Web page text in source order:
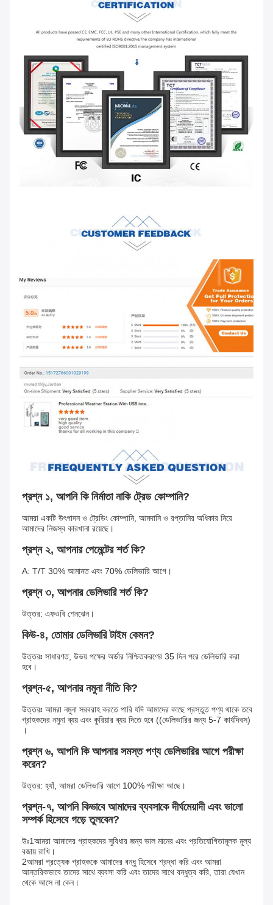
প্রশ্ন ১, আপনি কি নির্মাতা নাকি ট্রেড কোম্পানি?
আমরা একটি উৎপাদন ও ট্রেডিং কোম্পানি, আমদানি ও রপ্তানির অধিকার নিয়ে
আমাদের নিজস্ব কারখানা রয়েছে।
প্রশ্ন ২, আপনার পেমেন্টের শর্ত কি?
A: T/T 30% আমানত এবং 70% ডেলিভারি আগে।
প্রশ্ন ৩, আপনার ডেলিভারি শর্ত কি?
উত্তর: এফওবি শেনঝেন।
কিউ-৪, তোমার ডেলিভারি টাইম কেমন?
উত্তরঃ সাধারণত, উভয় পক্ষের অর্ডার নিশ্চিতকরণের 35 দিন পরে ডেলিভারি করা
হবে।
প্রশ্ন-৫, আপনার নমুনা নীতি কি?
উত্তরঃ আমরা নমুনা সরবরাহ করতে পারি যদি আমাদের কাছে প্রস্তুত পণ্য থাকে তবে
গ্রাহকদের নমুনা ব্যয় এবং কুরিয়ার ব্যয় দিতে হবে ((ডেলিভারির জন্য 5-7 কার্যদিবস)
।
প্রশ্ন ৬, আপনি কি আপনার সমস্ত পণ্য ডেলিভারির আগে পরীক্ষা
করেন?
উত্তর: হ্যাঁ, আমরা ডেলিভারি আগে 100% পরীক্ষা আছে।
প্রশ্ন-৭, আপনি কিভাবে আমাদের ব্যবসাকে দীর্ঘমেয়াদী এবং ভালো
সম্পর্ক হিসেবে গড়ে তুলবেন?
উঃ1আমরা আমাদের গ্রাহকদের সুবিধার জন্য ভাল মানের এবং প্রতিযোগিতামূলক মূল্য
বজায় রাখি।
2আমরা প্রত্যেক গ্রাহককে আমাদের বন্ধু হিসেবে শ্রদ্ধা করি এবং আমরা
আন্তরিকভাবে তাদের সাথে ব্যবসা করি এবং তাদের সাথে বন্ধুত্ব করি, তারা যেখান
থেকে আসে না কেন।